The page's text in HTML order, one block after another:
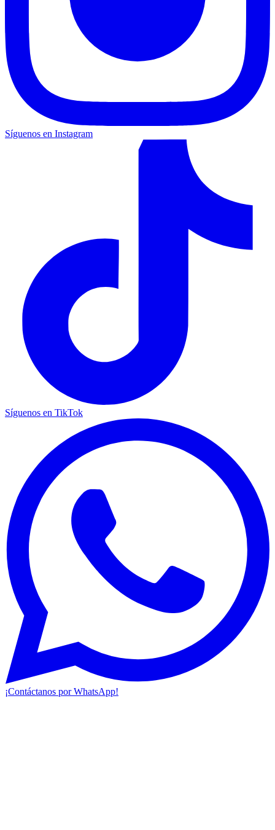
Síguenos en Instagram
Síguenos en TikTok
¡Contáctanos por WhatsApp!